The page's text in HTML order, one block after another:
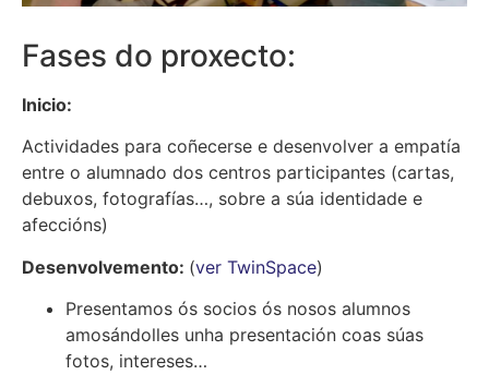
Fases do proxecto:
Inicio:
Actividades para coñecerse e desenvolver a empatía
entre o alumnado dos centros participantes (cartas,
debuxos, fotografías…, sobre a súa identidade e
afeccións)
Desenvolvemento: (ver TwinSpace)
Presentamos ós socios ós nosos alumnos
amosándolles unha presentación coas súas
fotos, intereses…